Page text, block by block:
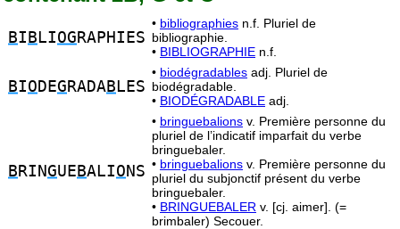
BI B LIOG RAPHIES
• bibliographies n.f. Pluriel de
bibliographie.
• BIBLIOGRAPHIE n.f.
BIO DEG RADAB LES
• biodégradables adj. Pluriel de
biodégradable.
• BIODÉGRADABLE adj.
B RINGUE BALIO NS
• bringuebalions v. Première personne du
pluriel de l’indicatif imparfait du verbe
bringuebaler.
• bringuebalions v. Première personne du
pluriel du subjonctif présent du verbe
bringuebaler.
• BRINGUEBALER v. [cj. aimer]. (=
brimbaler) Secouer.